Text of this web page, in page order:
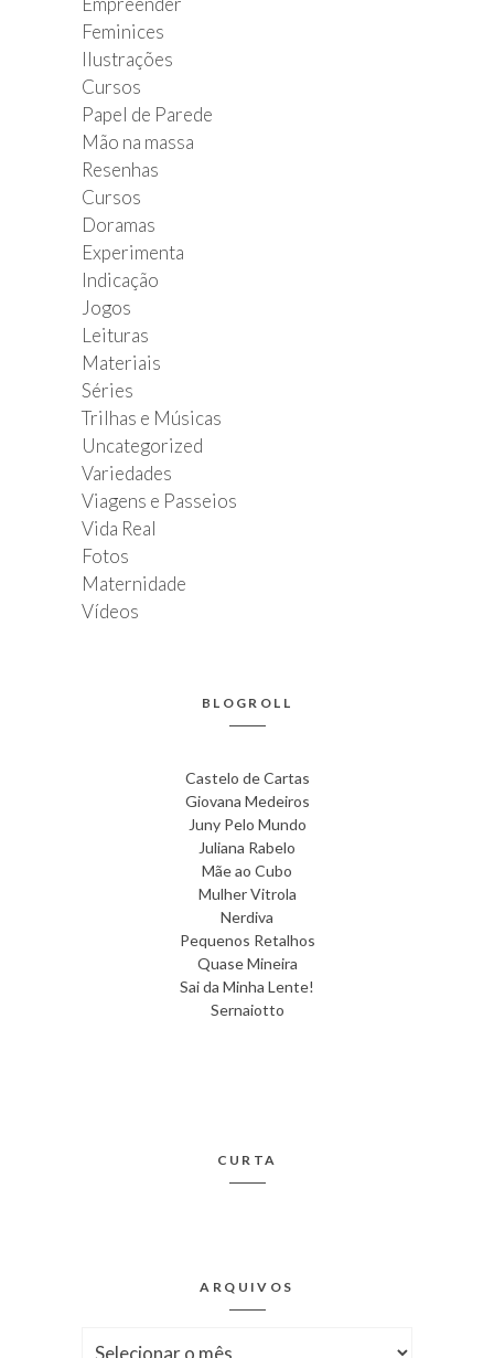
Feminices
Ilustrações
Cursos
Papel de Parede
Mão na massa
Resenhas
Cursos
Doramas
Experimenta
Indicação
Jogos
Leituras
Materiais
Séries
Trilhas e Músicas
Uncategorized
Variedades
Viagens e Passeios
Vida Real
Fotos
Maternidade
Vídeos
BLOGROLL
Castelo de Cartas
Giovana Medeiros
Juny Pelo Mundo
Juliana Rabelo
Mãe ao Cubo
Mulher Vitrola
Nerdiva
Pequenos Retalhos
Quase Mineira
Sai da Minha Lente!
Sernaiotto
CURTA
ARQUIVOS
Arquivos